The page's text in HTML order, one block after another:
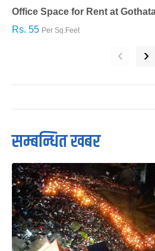
Office Space for Rent at
Rs. 55 Per Sq.Feet
‹ ›
सम्बन्धित खबर